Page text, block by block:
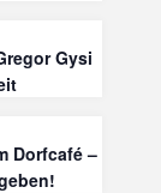
Gysi
Dorfcafé –